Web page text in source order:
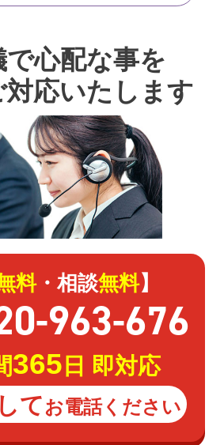
で心配な事を
応いたします
料・相談無料】
-963-676
365 日 即対応
てお電話ください